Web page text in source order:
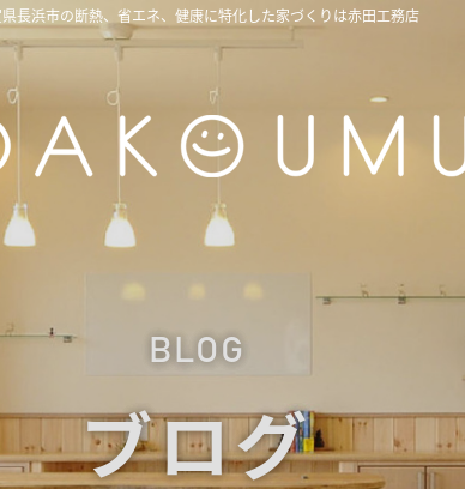
長浜市の断熱、省エネ、健康に特化した家づくりは赤田工務店
BLOG
ブログ